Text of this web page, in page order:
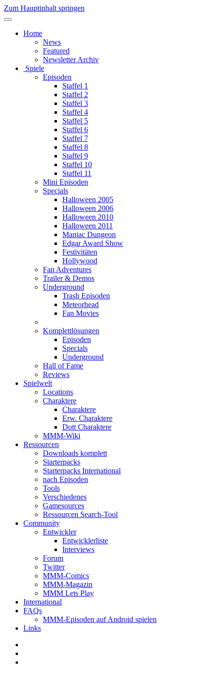
Zum Hauptinhalt springen
Home
News
Featured
Newsletter Archiv
Spiele
Episoden
Staffel 1
Staffel 2
Staffel 3
Staffel 4
Staffel 5
Staffel 6
Staffel 7
Staffel 8
Staffel 9
Staffel 10
Staffel 11
Mini Episoden
Specials
Halloween 2005
Halloween 2006
Halloween 2010
Halloween 2011
Maniac Dungeon
Edgar Award Show
Festivitäten
Hollywood
Fan Adventures
Trailer & Demos
Underground
Trash Episoden
Meteorhead
Fan Movies
Komplettlösungen
Episoden
Specials
Underground
Hall of Fame
Reviews
Spielwelt
Locations
Charaktere
Charaktere
Erw. Charaktere
Dott Charaktere
MMM-Wiki
Ressourcen
Downloads komplett
Starterpacks
Starterpacks International
nach Episoden
Tools
Verschiedenes
Gamesources
Ressourcen Search-Tool
Community
Entwickler
Entwicklerliste
Interviews
Forum
Twitter
MMM-Comics
MMM-Magazin
MMM Lets Play
International
FAQs
MMM-Episoden auf Android spielen
Links